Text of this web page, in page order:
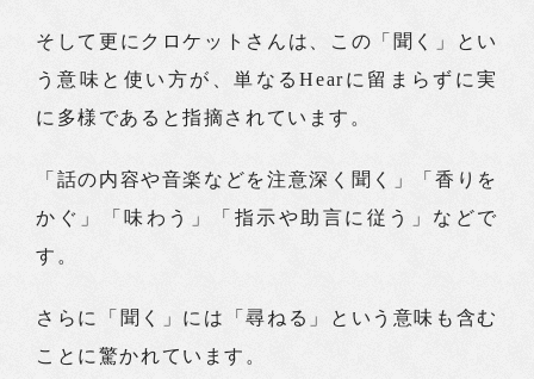
そして更にクロケットさんは、この「聞く」とい
う意味と使い方が、単なるHearに留まらずに実
に多様であると指摘されています。
「話の内容や音楽などを注意深く聞く」「香りを
かぐ」「味わう」「指示や助言に従う」などで
す。
さらに「聞く」には「尋ねる」という意味も含む
ことに驚かれています。